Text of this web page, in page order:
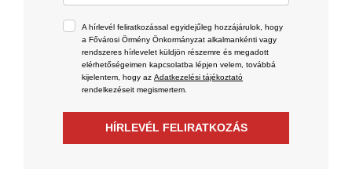
A hírlevél feliratkozással egyidejűleg hozzájárulok, hogy
a Fővárosi Örmény Önkormányzat alkalmankénti vagy
rendszeres hírlevelet küldjön részemre és megadott
elérhetőségeimen kapcsolatba lépjen velem, továbbá
kijelentem, hogy az Adatkezelési tájékoztató
rendelkezéseit megismertem.
HÍRLEVÉL FELIRATKOZÁS